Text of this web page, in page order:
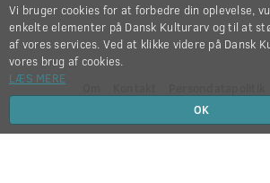
Copyright © 2012-2026
Vi bruger cookies for at forbedre din oplevelse,
enkelte elementer på Dansk Kulturarv og til at
af vores services. Ved at klikke videre på Dansk
vores brug af cookies.
LÆS MERE
OK